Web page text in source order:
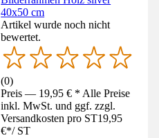
40x50 cm
Artikel wurde noch nicht
bewertet.
(0)
Preis — 19,95 € * Alle Preise
inkl. MwSt. und ggf. zzgl.
Versandkosten pro ST19,95
€*/ ST